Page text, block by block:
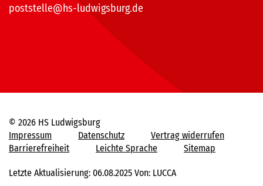
poststelle@hs-ludwigsburg.de
© 2026 HS Ludwigsburg
Impressum
Datenschutz
Vertrag widerrufen
Barrierefreiheit
Leichte Sprache Sitemap
Letzte Aktualisierung: 06.08.2025 Von: LUCCA